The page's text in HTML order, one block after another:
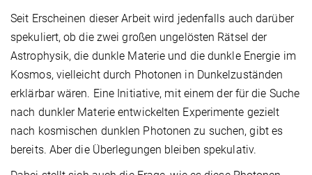
Seit Erscheinen dieser Arbeit wird jedenfalls auch darüber
spekuliert, ob die zwei großen ungelösten Rätsel der
Astrophysik, die dunkle Materie und die dunkle Energie im
Kosmos, vielleicht durch Photonen in Dunkelzuständen
erklärbar wären. Eine Initiative, mit einem der für die Suche
nach dunkler Materie entwickelten Experimente gezielt
nach kosmischen dunklen Photonen zu suchen, gibt es
bereits. Aber die Überlegungen bleiben spekulativ.